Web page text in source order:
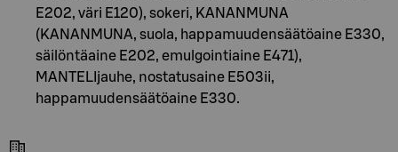
E202, väri E120), sokeri, KANANMUNA
(KANANMUNA, suola, happamuudensäätöaine E330,
säilöntäaine E202, emulgointiaine E471),
MANTELIjauhe, nostatusaine E503ii,
happamuudensäätöaine E330.